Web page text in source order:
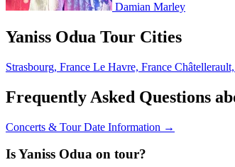
Damian Marley
Yaniss Odua Tour Cities
Strasbourg, France Le Havre, France
Frequently Asked Questions
Concerts & Tour Date Information →
Is Yaniss Odua on tour?